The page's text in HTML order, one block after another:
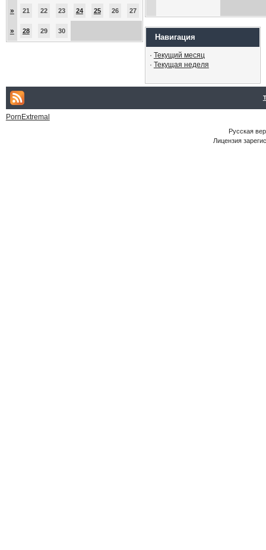
» 21 22 23 24 25 26 27
» 28 29 30
Навигация
· Текущий месяц
· Текущая неделя
PornExtremal
Русская
Лицензия